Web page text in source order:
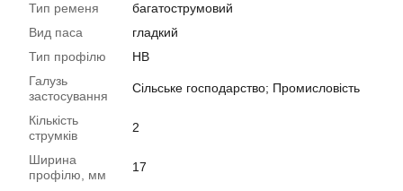
Тип ременя
багатострумовий
Вид паса
гладкий
Тип профілю
HB
Галузь
застосування
Сільське господарство; Промисловість
Кількість
струмків
2
Ширина
профілю, мм
17